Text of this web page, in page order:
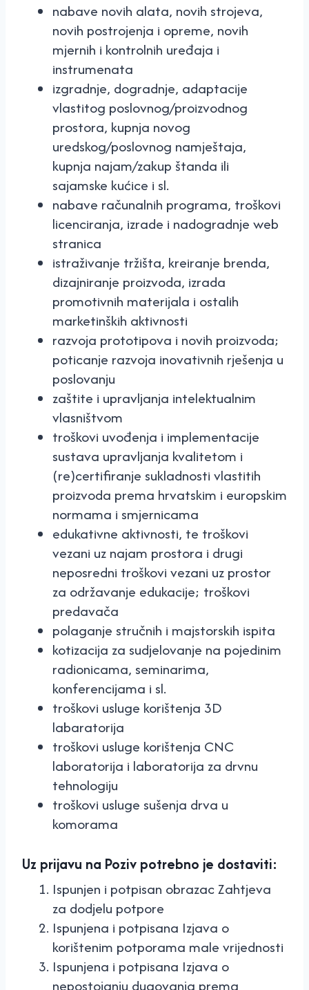
nabave novih alata, novih strojeva,
novih postrojenja i opreme, novih
mjernih i kontrolnih uređaja i
instrumenata
izgradnje, dogradnje, adaptacije
vlastitog poslovnog/proizvodnog
prostora, kupnja novog
uredskog/poslovnog namještaja,
kupnja najam/zakup štanda ili
sajamske kućice i sl.
nabave računalnih programa, troškovi
licenciranja, izrade i nadogradnje web
stranica
istraživanje tržišta, kreiranje brenda,
dizajniranje proizvoda, izrada
promotivnih materijala i ostalih
marketinških aktivnosti
razvoja prototipova i novih proizvoda;
poticanje razvoja inovativnih rješenja u
poslovanju
zaštite i upravljanja intelektualnim
vlasništvom
troškovi uvođenja i implementacije
sustava upravljanja kvalitetom i
(re)certifiranje sukladnosti vlastitih
proizvoda prema hrvatskim i europskim
normama i smjernicama
edukativne aktivnosti, te troškovi
vezani uz najam prostora i drugi
neposredni troškovi vezani uz prostor
za održavanje edukacije; troškovi
predavača
polaganje stručnih i majstorskih ispita
kotizacija za sudjelovanje na pojedinim
radionicama, seminarima,
konferencijama i sl.
troškovi usluge korištenja 3D
labaratorija
troškovi usluge korištenja CNC
laboratorija i laboratorija za drvnu
tehnologiju
troškovi usluge sušenja drva u
komorama
Uz prijavu na Poziv potrebno je dostaviti:
Ispunjen i potpisan obrazac Zahtjeva
za dodjelu potpore
Ispunjena i potpisana Izjava o
korištenim potporama male vrijednosti
Ispunjena i potpisana Izjava o
nepostojanju dugovanja prema